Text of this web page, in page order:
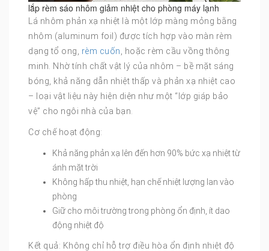
lắp rèm sáo nhôm giảm nhiệt cho phòng máy lạnh
Lá nhôm phản xạ nhiệt là một lớp màng mỏng bằng
nhôm (aluminum foil) được tích hợp vào màn rèm
dạng tổ ong, rèm cuốn , hoặc rèm cầu vồng thông
minh. Nhờ tính chất vật lý của nhôm – bề mặt sáng
bóng, khả năng dẫn nhiệt thấp và phản xạ nhiệt cao
– loại vật liệu này hiện diện như một “lớp giáp bảo
vệ” cho ngôi nhà của bạn.
Cơ chế hoạt động:
Khả năng phản xạ lên đến hơn 90% bức xạ nhiệt từ
ánh mặt trời
Không hấp thu nhiệt, hạn chế nhiệt lượng lan vào
phòng
Giữ cho môi trường trong phòng ổn định, ít dao
động nhiệt độ
Kết quả: Không chỉ hỗ trợ điều hòa ổn định nhiệt độ